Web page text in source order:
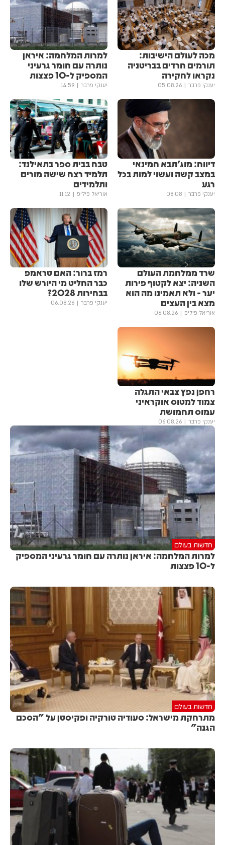
מכה לעולם הישיבות:
תורמים חרדים בבריטניה
נקראו לחקירה
יענקי פרבר 05.08.26
למרות המלחמה: איראן
נותרה עם חומר גרעיני
המספיק ל-10 פצצות
יענקי פרבר 14:59
דיווח: מוג'תבא חמינאי
במצב קשה ועשוי למות בכל
רגע
יענקי פרבר 08:08
טבח בבית ספר בתאילנד:
תלמיד רצח שישה מורים
ותלמידים
אוריאל פיליפ 11:12
שרד ממלחמת העולם
השניה: יצא לקטוף פירות
יער - ולא תאמינו מה הוא
מצא בין העצים
אוריאל פיליפ 06.08.26
רמז ברור: האם טראמפ
כבר החליט מי היורש שלו
בבחירות 2028?
יענקי פרבר 06.08.26
רחפן נפץ צבאי התגלה
צמוד למטוס אוקראיני
עמוס תחמושת
יענקי פרבר 06.08.26
חדשות בעולם
למרות המלחמה: איראן נותרה עם חומר גרעיני המספיק
ל-10 פצצות
חדשות בעולם
מתרחקת מישראל: סעודיה טורקיה ופקיסטן על "הסכם
הגנה"